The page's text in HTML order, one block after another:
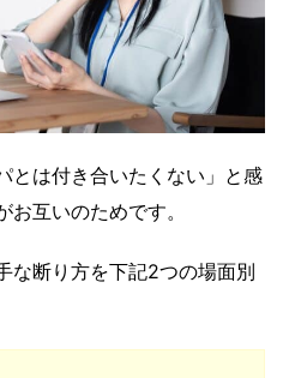
とは付き合いたくない」と感
互いのためです。
な断り方を下記2つの場面別